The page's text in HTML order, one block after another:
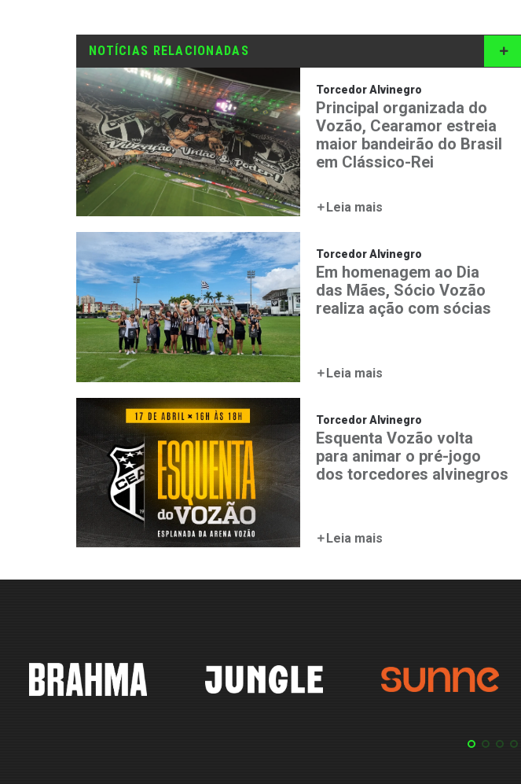
NOTÍCIAS RELACIONADAS
Torcedor Alvinegro
Principal organizada do
Vozão, Cearamor estreia
maior bandeirão do Brasil
em Clássico-Rei
Leia mais
Torcedor Alvinegro
Em homenagem ao Dia
das Mães, Sócio Vozão
realiza ação com sócias
Leia mais
Torcedor Alvinegro
Esquenta Vozão volta
para animar o pré-jogo
dos torcedores alvinegros
Leia mais